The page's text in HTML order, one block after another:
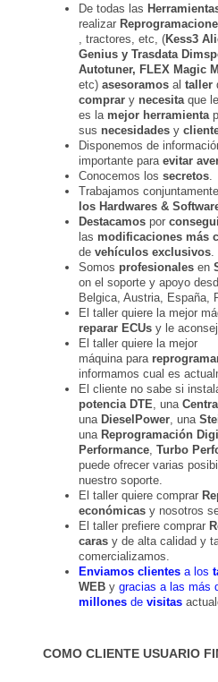
De todas las
realizar
, tractores, etc, (Kess3
Genius y Trasdata
Autotuner, FLEX Magic
etc) asesoramos al taller
comprar y necesita que le
es la mejor herramienta
sus necesidades y
Disponemos de
importante para evitar
Conocemos los secretos
Trabajamos
los Hardwares &
Destacamos por
las modificaciones más
de vehículos exclusivos
Somos profesionales en
on el soporte y apoyo
Belgica, Austria, España,
El taller quiere la mejor
reparar ECUs y le
El taller quiere la mejor
máquina para
informamos cual es
El cliente no sabe si
potencia DTE , una
una DieselPower , una
una Reprogramación
Performance Turbo
puede ofrecer varias
nuestro soporte.
El taller quiere comprar
económicas y nosotros
El taller prefiere comprar
caras y de alta calidad y
comercializamos.
Enviamos clientes a los
WEB y gracias a las más
millones de visitas
COMO CLIENTE USUARIO